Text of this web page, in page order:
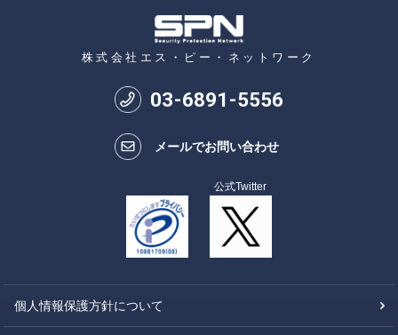
株式会社エス・ピー・ネットワーク
03-6891-5556
メールでお問い合わせ
公式Twitter
個人情報保護方針について